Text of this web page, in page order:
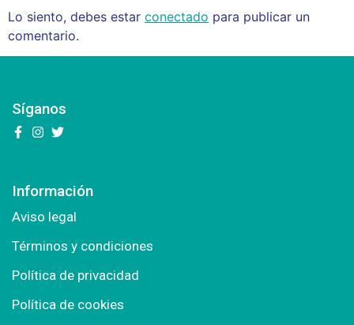
Lo siento, debes estar conectado para publicar un
comentario.
Síganos
Información
Aviso legal
Términos y condiciones
Política de privacidad
Política de cookies